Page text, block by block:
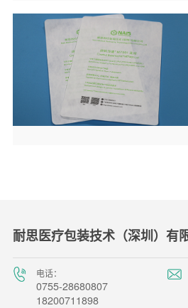
耐思医疗包装技术（深圳）有
电话：
0755-28680807
18200711898